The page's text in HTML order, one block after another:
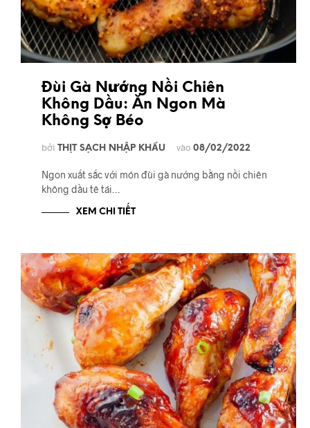
Đùi Gà Nướng Nồi Chiên
Không Dầu: Ăn Ngon Mà
Không Sợ Béo
bởi THỊT SẠCH NHẬP KHẨU vào 08/02/2022
Ngon xuất sắc với món đùi gà nướng bằng nồi chiên
không dầu tê tái…
XEM CHI TIẾT